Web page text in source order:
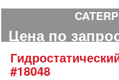
Цена по
#18048